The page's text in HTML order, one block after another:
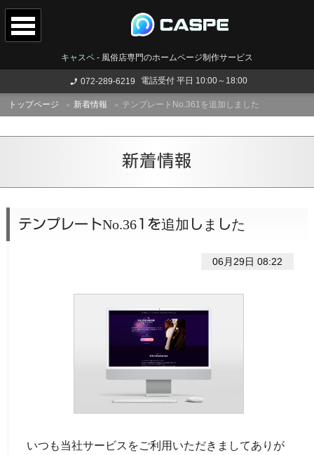
キャスペ - 風俗店専門のホームページ制作サービス
072-289-6219 電話受付 平日 10:00～18:00
トップページ 新着情報 テンプレートNo.361を追加しました
新着情報
テンプレートNo.361を追加しました
06月29日 08:22
いつも当社サービスをご利用いただきましてありが